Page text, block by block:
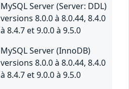
MySQL Server (Server: DDL)
versions 8.0.0 à 8.0.44, 8.4.0
à 8.4.7 et 9.0.0 à 9.5.0
MySQL Server (InnoDB)
versions 8.0.0 à 8.0.44, 8.4.0
à 8.4.7 et 9.0.0 à 9.5.0